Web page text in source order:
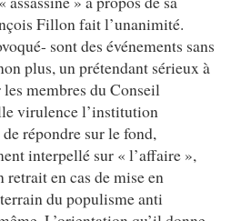
Fillon fait l’unanimité.
sont des événements sans
plus, un prétendant sérieux à
membres du Conseil
virulence l’institution
répondre sur le fond,
interpellé sur « l’affaire »,
en cas de mise en
du populisme anti